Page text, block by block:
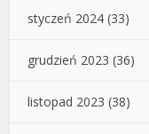
styczeń 2024 (33)
grudzień 2023 (36)
listopad 2023 (38)